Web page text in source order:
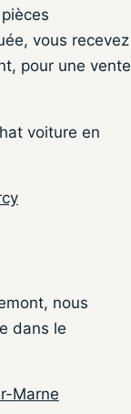
vous recevez
pour une vente
voiture en
nous
dans le
Marne